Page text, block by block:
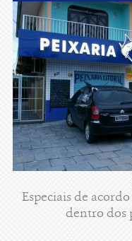
Especiais de
dentro dos